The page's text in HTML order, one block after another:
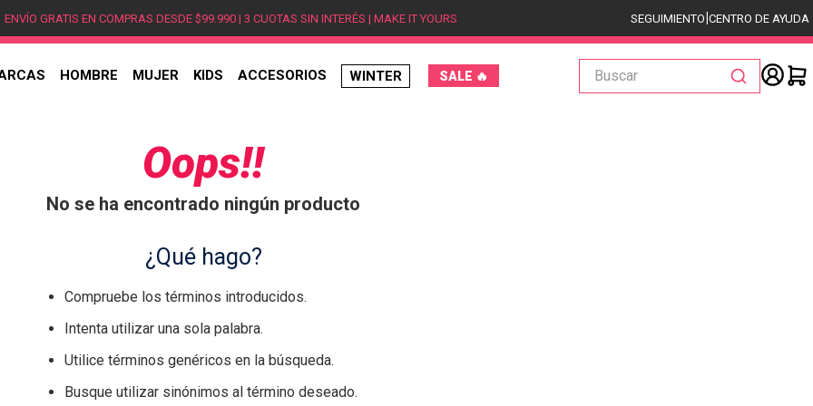
ENVÍO GRATIS EN COMPRAS DESDE $99.990 | 3 CUOTAS SIN INTERÉS | MAKE IT YOURS SEGUIMIENTO|CENTRO DE AYUDA
HOMBRE MUJER KIDS ACCESORIOS WINTER SALE 🔥
Buscar
Oops!!
No se ha encontrado ningún producto
¿Qué hago?
Compruebe los términos introducidos.
Intenta utilizar una sola palabra.
Utilice términos genéricos en la búsqueda.
Busque utilizar sinónimos al término deseado.
2
jordan
3.
mujer
5.
zapatillas
6.
zapatillas jordan
7.
new balance
8.
zapatillas hombre
9. zapatillas nike